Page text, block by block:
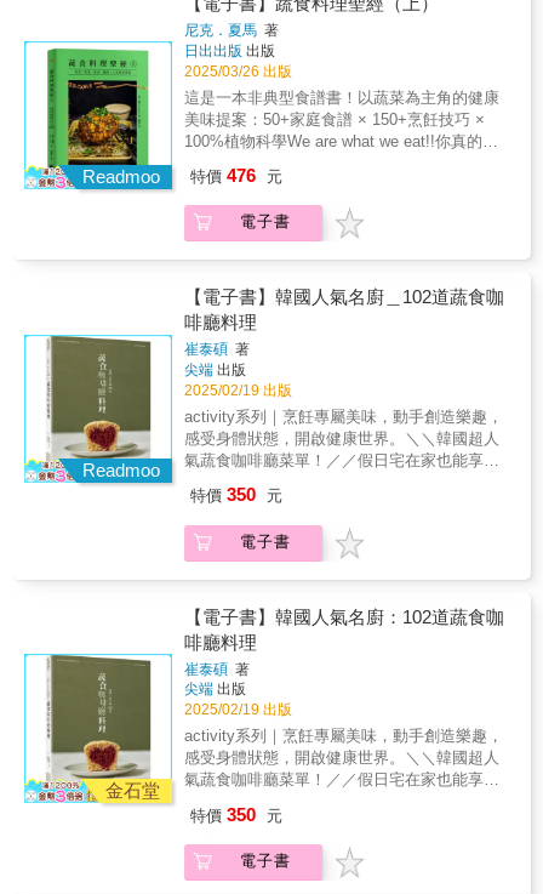
和梅納反應如何影響蔬菜的風味與色澤？──獨
家「廚師筆記」與「烹飪祕訣」，提升料理細
節──每類蔬菜皆有「烹飪祕訣」，每道食譜也
附有「烹飪漫談」與「廚師筆記」，作者不藏
私分享經年累月的珍貴經驗，這些小技巧能幫
助你更輕鬆掌握烹調方法，提升料理成功率。
本書的編排、研究和精心策畫的內容，呈現出
大動的料理美照也皆出自作者之手，搭配清楚
易懂的教學插圖，視覺型學習者絕對會愛不釋
手。這本食譜書是來自重量級料理高手的嘔心
用指南。※本書上冊主題為：葉菜、花菜、蔥
蒜、嫩莖、玉米與番薯篇
夏馬介紹了15類蔬菜的產地、生物學和獨有特
徵，幫助在家下廚的你更懂得如何去選擇、儲
存及烹飪。上百道富有創意而平易近人的食
譜，利用常見和罕見的蔬菜，讓餐點更多樣
化，提供你美味和營養兼具的家常烹飪靈感。
──深入剖析蔬菜的營養、歷史與文化背景──本
書不只是食譜，更是一場「蔬菜的知識探
索」。每類蔬菜章節不僅介紹它們的營養價
你從不同角度理解蔬菜魅力。──結合科學、營
養與實驗精神，發揮蔬菜最高潛力──結合「農
業」、「食品科學」與「烹飪藝術」，提供最
佳烹飪方法，讓蔬菜發揮最大風味。▌食材化學
揭祕：為何切洋蔥讓人流淚？為何綠葉蔬菜跟
番茄放一起容易爛？▌食品保存學：哪些蔬菜適
合冷藏？哪些適合室溫存放？▌營養吸收原理：
維生素A、D、E和K結合油脂食用才能有效吸
收。▌烹飪化學：焦糖化和梅納反應如何影響蔬
菜的風味與色澤？──獨家「廚師筆記」與「烹
飪祕訣」，提升料理細節──每類蔬菜皆有「烹
飪祕訣」，每道食譜也附有「烹飪漫談」與
貴經驗，這些小技巧能幫助你更輕鬆掌握烹調
方法，提升料理成功率。本書的編排、研究和
精心策畫的內容，呈現出一種全新型態的參考
型食譜書。所有令人食指大動的料理美照也皆
覺型學習者絕對會愛不釋手。這本食譜書是來
自重量級料理高手的嘔心瀝血之作，絕對值得
收入你的食譜書架，更將成為你一年四季、年
復一年都會反覆翻閱的實用指南。
Readmoo
尼克．夏馬 著
日出出版 出版
2025/03/26 出版
這是一本非典型食譜書！以蔬菜為主角的健康
美味提案：50+家庭食譜 × 150+烹飪技巧 ×
100%植物科學We are what we eat!!你真的認
術到美味食譜，帶你發掘蔬菜美味本質的無限
可能。本書深入研究蔬菜類別，從根莖類到豆
類，再到綠葉蔬菜等。作者夏馬介紹了15類蔬
富有創意而平易近人的食譜，利用常見和罕見
的蔬菜，讓餐點更多樣化，提供你美味和營養
兼具的家常烹飪靈感。──深入剖析蔬菜的營
養、歷史與文化背景──本書不只是食譜，更是
一場「蔬菜的知識探索」。每類蔬菜章節不僅
介紹它們的營養價值，還包含其歷史背景、產
地與文化影響，讓你從不同角度理解蔬菜魅
力。──結合科學、營養與實驗精神，發揮蔬菜
最高潛力──結合「農業」、「食品科學」與
「烹飪藝術」，提供最佳烹飪方法，讓蔬菜發
流淚？為何綠葉蔬菜跟番茄放一起容易爛？▌食
品保存學：哪些蔬菜適合冷藏？哪些適合室溫
存放？▌營養吸收原理：維生素A、D、E和K結
化和梅納反應如何影響蔬菜的風味與色澤？──
獨家「廚師筆記」與「烹飪祕訣」，提升料理
細節──每類蔬菜皆有「烹飪祕訣」，每道食譜
也附有「烹飪漫談」與「廚師筆記」，作者不
藏私分享經年累月的珍貴經驗，這些小技巧能
幫助你更輕鬆掌握烹調方法，提升料理成功
率。本書的編排、研究和精心策畫的內容，呈
現出一種全新型態的參考型食譜書。所有令人
清楚易懂的教學插圖，視覺型學習者絕對會愛
嘔心瀝血之作，絕對值得收入你的食譜書架，
更將成為你一年四季、年復一年都會反覆翻閱
特價 476 元
電子書
Readmoo
【電子書】韓國人氣名廚＿102道蔬食咖
啡廳料理
崔泰碩 著
尖端 出版
2025/02/19 出版
activity系列｜烹飪專屬美味，動手創造樂趣，
感受身體狀態，開啟健康世界。＼＼韓國超人
氣蔬食咖啡廳菜單！／／假日宅在家也能享受
食譜適合這樣的你......｜◎ 想開咖啡廳的你◎
乳糖不耐、素食飲用者◎ 在家也想享受咖啡廳
時光｜食譜特色｜◎ 烘焙新手也能夠簡單上手
啡MILK-TEA 奶茶MILK / JUICE / ADE 牛奶 /
果汁 / 氣泡飲SMOOTHIE 果昔ICE FLAKES
刨冰◎ BRUNCHSOUP 湯SALAD 沙拉BUGER
漢堡SANDWICH 三明治BURRITO 墨西哥捲餅
TOAST / PIZZA 吐司 / 披薩◎
DESSERTCOOKIE 餅乾MUFFIN 馬芬SCONE
司康BROWNIES 布朗尼TIRAMISU 提拉米蘇
PUDDING 布丁「雖然是全素的蔬食料理，但
卻能有許多不同種變化！」
特價 350 元
電子書
金石堂
【電子書】韓國人氣名廚：102道蔬食咖
啡廳料理
崔泰碩 著
尖端 出版
2025/02/19 出版
activity系列｜烹飪專屬美味，動手創造樂趣，
感受身體狀態，開啟健康世界。＼＼韓國超人
氣蔬食咖啡廳菜單！／／假日宅在家也能享受
食譜適合這樣的你......｜◎ 想開咖啡廳的你◎
乳糖不耐、素食飲用者◎ 在家也想享受咖啡廳
時光｜食譜特色｜◎ 烘焙新手也能夠簡單上手
特價 350 元
電子書